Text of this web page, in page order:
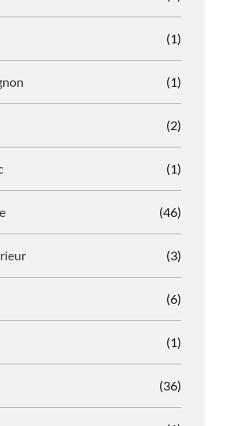
(1)
(1)
(2)
(1)
(46)
(3)
(6)
(1)
(36)